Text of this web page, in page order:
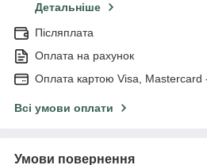
Детальніше
Післяплата
Оплата на рахунок
Оплата картою Visa, Mastercard
Всі умови оплати
Умови повернення